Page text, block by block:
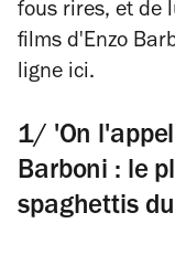
fous rires, et de
films d'Enzo
ligne ici.
1/ 'On
Barboni : le
spaghettis